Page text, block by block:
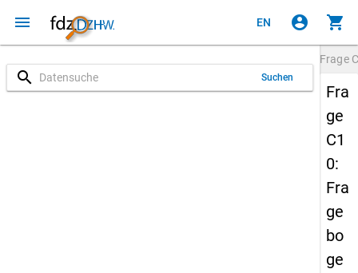
menu EN account_circle shopping_cart
search Suchen
Frage
Fra
ge
C1
0:
Fra
ge
bo
ge